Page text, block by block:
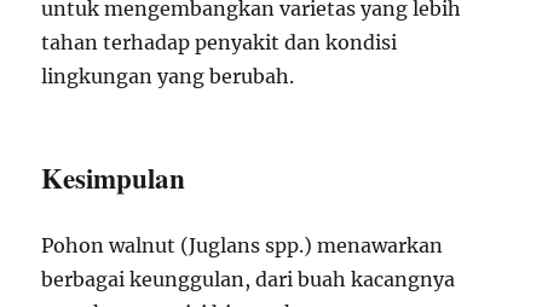
untuk mengembangkan varietas yang lebih
tahan terhadap penyakit dan kondisi
lingkungan yang berubah.
Kesimpulan
Pohon walnut (Juglans spp.) menawarkan
berbagai keunggulan, dari buah kacangnya